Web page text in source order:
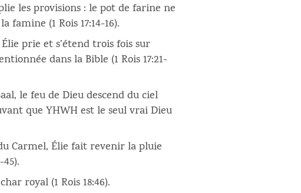
les provisions : le pot de farine ne
(1 Rois 17:14-16).
prie et s’étend trois fois sur
dans la Bible (1 Rois 17:21-
le feu de Dieu descend du ciel
que YHWH est le seul vrai Dieu
Carmel, Élie fait revenir la pluie
royal (1 Rois 18:46).